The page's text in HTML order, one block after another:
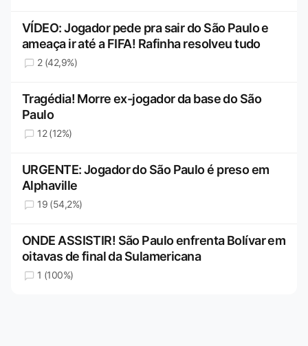
VÍDEO: Jogador pede pra sair do São Paulo e
ameaça ir até a FIFA! Rafinha resolveu tudo
2 (42,9%)
Tragédia! Morre ex-jogador da base do São
Paulo
12 (12%)
URGENTE: Jogador do São Paulo é preso em
Alphaville
19 (54,2%)
ONDE ASSISTIR! São Paulo enfrenta Bolívar em
oitavas de final da Sulamericana
1 (100%)